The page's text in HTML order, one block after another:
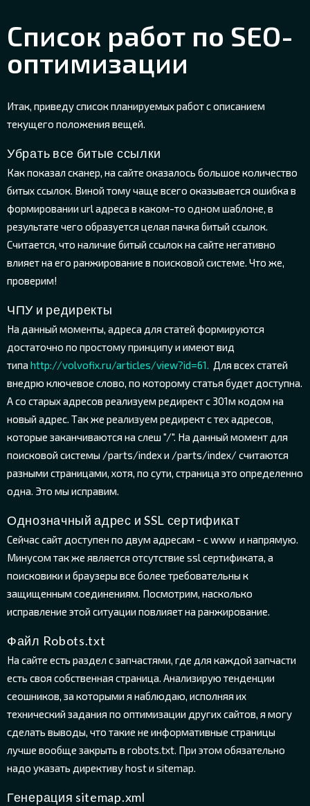
Список работ по SEO-
оптимизации
Итак, приведу список планируемых работ с описанием
текущего положения вещей.
Убрать все битые ссылки
Как показал сканер, на сайте оказалось большое количество
битых ссылок. Виной тому чаще всего оказывается ошибка в
формировании url адреса в каком-то одном шаблоне, в
результате чего образуется целая пачка битый ссылок.
Считается, что наличие битый ссылок на сайте негативно
влияет на его ранжирование в поисковой системе. Что же,
проверим!
ЧПУ и редиректы
На данный моменты, адреса для статей формируются
достаточно по простому принципу и имеют вид
типа http://volvofix.ru/articles/view?id=61. Для всех статей
внедрю ключевое слово, по которому статья будет доступна.
А со старых адресов реализуем редирект с 301м кодом на
новый адрес. Так же реализуем редирект с тех адресов,
которые заканчиваются на слеш "/". На данный момент для
поисковой системы /parts/index и /parts/index/ считаются
разными страницами, хотя, по сути, страница это определенно
одна. Это мы исправим.
Однозначный адрес и SSL сертификат
Сейчас сайт доступен по двум адресам - с www и напрямую.
Минусом так же является отсутствие ssl сертификата, а
поисковики и браузеры все более требовательны к
защищенным соединениям. Посмотрим, насколько
исправление этой ситуации повлияет на ранжирование.
Файл Robots.txt
На сайте есть раздел с запчастями, где для каждой запчасти
есть своя собственная страница. Анализирую тенденции
сеошников, за которыми я наблюдаю, исполняя их
технический задания по оптимизации других сайтов, я могу
сделать выводы, что такие не информативные страницы
лучше вообще закрыть в robots.txt. При этом обязательно
надо указать директиву host и sitemap.
Генерация sitemap.xml